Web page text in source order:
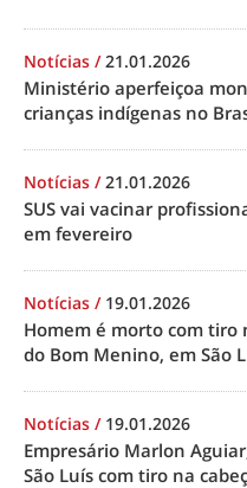
Notícias /21.01.2026
Ministério aperfeiçoa
crianças indígenas no
Notícias /21.01.2026
SUS vai vacinar
em fevereiro
Notícias / 19.01.2026
Homem é morto com tiro
do Bom Menino, em São
Notícias / 19.01.2026
Empresário Marlon
São Luís com tiro na